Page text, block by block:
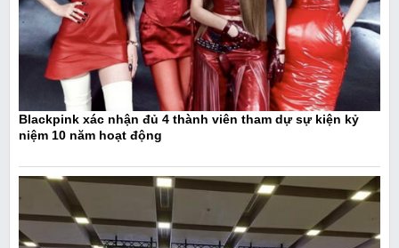
Blackpink xác nhận đủ 4 thành viên tham dự sự kiện kỷ
niệm 10 năm hoạt động